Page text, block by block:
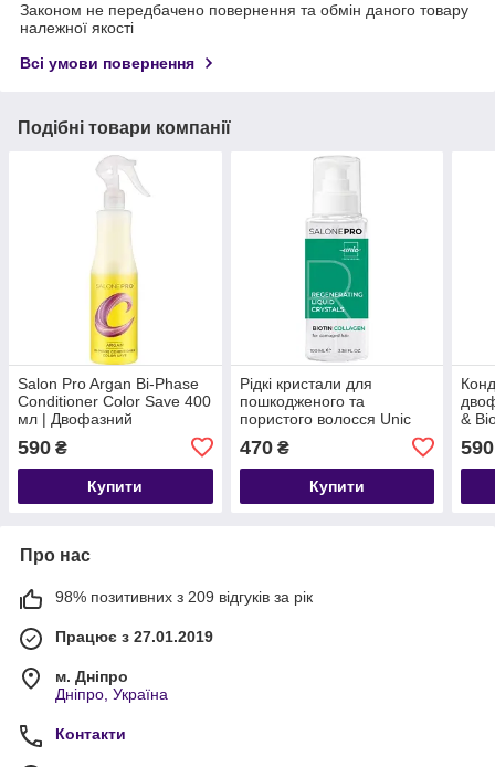
Законом не передбачено повернення та обмін даного товару
належної якості
Всі умови повернення
Подібні товари компанії
Salon Pro Argan Bi-Phase
Conditioner Color Save 400
мл | Двофазний
кондиціонер для захисту
кольору
590 ₴
Купити
Рідкі кристали для
пошкодженого та
пористого волосся Unic
Salone Pro Regenerating
Liquid Crystals
470₴
Купити
&
590
Про нас
98% позитивних з 209 відгуків за рік
Працює з 27.01.2019
м. Дніпро
Дніпро, Україна
Контакти